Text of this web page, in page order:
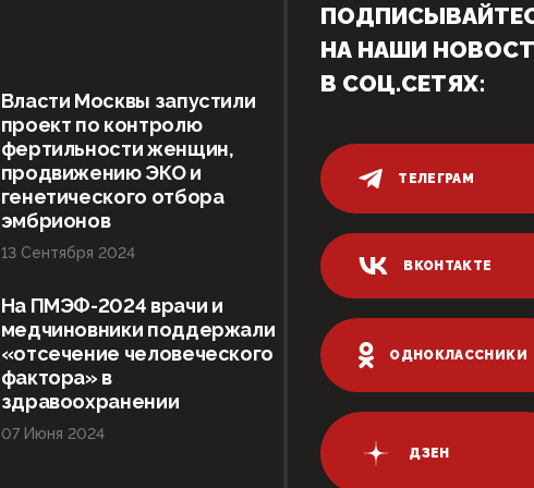
Власти Москвы запустили
проект по контролю
фертильности женщин,
продвижению ЭКО и
генетического отбора
эмбрионов
13 Сентября 2024
На ПМЭФ-2024 врачи и
медчиновники поддержали
«отсечение человеческого
фактора» в
здравоохранении
07 Июня 2024
НА НАШИ
В СОЦ.СЕТЯХ:
ТЕЛЕГРАМ
ВКОНТАКТЕ
ОДНОКЛАССНИКИ
ДЗЕН